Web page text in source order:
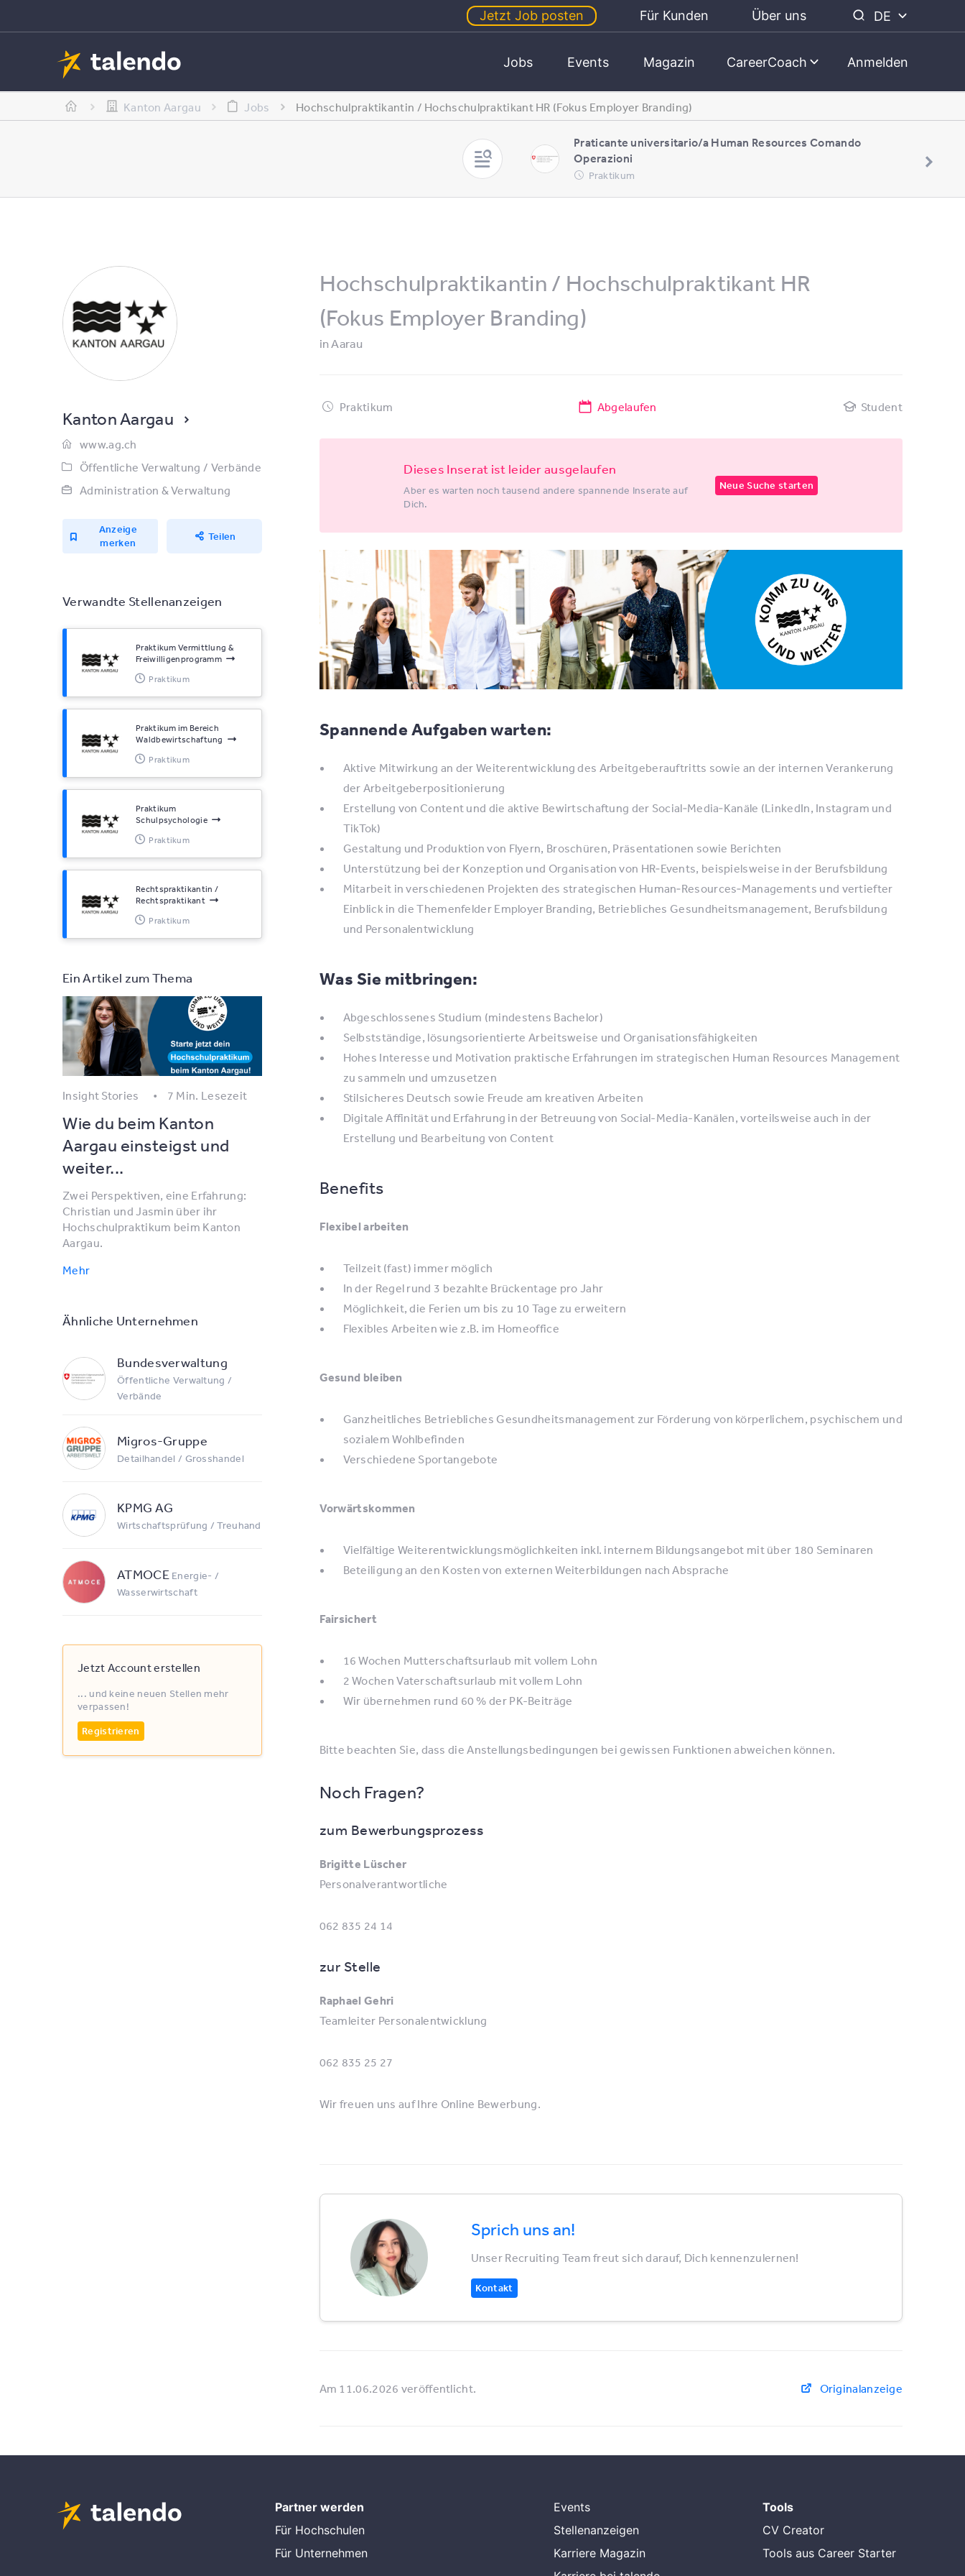
Jetzt Job posten Für Kunden Über uns DE
Jobs Events Magazin CareerCoach Anmelden
Kanton Aargau Jobs Hochschulpraktikantin / Hochschulpraktikant HR (Fokus Employer Branding)
Praticante universitario/a Human Resources Comando
Operazioni
Praktikum
Kanton Aargau
www.ag.ch
Öffentliche Verwaltung / Verbände
Administration & Verwaltung
Anzeige
merken
Teilen
Verwandte Stellenanzeigen
Praktikum Vermittlung &
Freiwilligenprogramm
Praktikum
Praktikum im Bereich
Waldbewirtschaftung
Praktikum
Praktikum
Schulpsychologie
Praktikum
Rechtspraktikantin /
Rechtspraktikant
Praktikum
Ein Artikel zum Thema
Insight Stories 7 Min. Lesezeit
Wie du beim Kanton
Aargau einsteigst und
weiter...
Zwei Perspektiven, eine Erfahrung:
Christian und Jasmin über ihr
Hochschulpraktikum beim Kanton
Aargau.
Mehr
Ähnliche Unternehmen
Bundesverwaltung
Öffentliche Verwaltung /
Verbände
Migros-Gruppe
Detailhandel / Grosshandel
KPMG AG
Wirtschaftsprüfung / Treuhand
ATMOCE Energie- /
Wasserwirtschaft
Jetzt Account erstellen
... und keine neuen Stellen mehr
verpassen!
Registrieren
Hochschulpraktikantin / Hochschulpraktikant HR
(Fokus Employer Branding)
inAarau
Praktikum Abgelaufen Student
Dieses Inserat ist leider ausgelaufen
Aber es warten noch tausend andere spannende Inserate auf
Dich.
Neue Suche starten
Spannende Aufgaben warten:
Aktive Mitwirkung an der Weiterentwicklung des Arbeitgeberauftritts sowie an der internen Verankerung
der Arbeitgeberpositionierung
Erstellung von Content und die aktive Bewirtschaftung der Social‑Media‑Kanäle (LinkedIn, Instagram und
TikTok)
Gestaltung und Produktion von Flyern, Broschüren, Präsentationen sowie Berichten
Unterstützung bei der Konzeption und Organisation von HR‑Events, beispielsweise in der Berufsbildung
Mitarbeit in verschiedenen Projekten des strategischen Human‑Resources‑Managements und vertiefter
Einblick in die Themenfelder Employer Branding, Betriebliches Gesundheitsmanagement, Berufsbildung
und Personalentwicklung
Was Sie mitbringen:
Abgeschlossenes Studium (mindestens Bachelor)
Selbstständige, lösungsorientierte Arbeitsweise und Organisationsfähigkeiten
Hohes Interesse und Motivation praktische Erfahrungen im strategischen Human Resources Management
zu sammeln und umzusetzen
Stilsicheres Deutsch sowie Freude am kreativen Arbeiten
Digitale Affinität und Erfahrung in der Betreuung von Social-Media-Kanälen, vorteilsweise auch in der
Erstellung und Bearbeitung von Content
Benefits
Flexibel arbeiten
Teilzeit (fast) immer möglich
In der Regel rund 3 bezahlte Brückentage pro Jahr
Möglichkeit, die Ferien um bis zu 10 Tage zu erweitern
Flexibles Arbeiten wie z.B. im Homeoffice
Gesund bleiben
Ganzheitliches Betriebliches Gesundheitsmanagement zur Förderung von körperlichem, psychischem und
sozialem Wohlbefinden
Verschiedene Sportangebote
Vorwärtskommen
Vielfältige Weiterentwicklungsmöglichkeiten inkl. internem Bildungsangebot mit über 180 Seminaren
Beteiligung an den Kosten von externen Weiterbildungen nach Absprache
Fairsichert
16 Wochen Mutterschaftsurlaub mit vollem Lohn
2 Wochen Vaterschaftsurlaub mit vollem Lohn
Wir übernehmen rund 60 % der PK-Beiträge
Bitte beachten Sie, dass die Anstellungsbedingungen bei gewissen Funktionen abweichen können.
Noch Fragen?
zum Bewerbungsprozess
Brigitte Lüscher
Personalverantwortliche
062 835 24 14
zur Stelle
Raphael Gehri
Teamleiter Personalentwicklung
062 835 25 27
Wir freuen uns auf Ihre Online Bewerbung.
Sprich uns an!
Unser Recruiting Team freut sich darauf, Dich kennenzulernen!
Kontakt
Am 11.06.2026 veröffentlicht. Originalanzeige
Partner werden
Für Hochschulen
Für Unternehmen
Events
Stellenanzeigen
Karriere Magazin
Tools
CV Creator
Tools aus Career Starter